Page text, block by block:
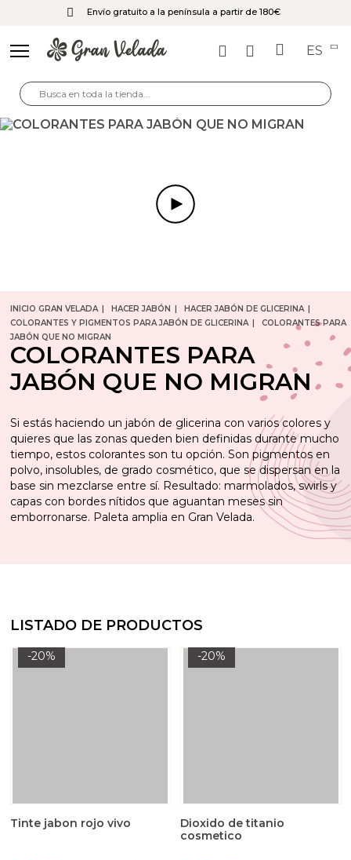
Envío gratuito a la península a partir de 180€
ES
INICIO GRAN VELADA HACER JABÓN
HACER JABÓN DE GLICERINA
COLORANTES Y PIGMENTOS PARA JABÓN DE GLICERINA
COLORANTES PARA
JABÓN QUE NO MIGRAN
COLORANTES PARA
JABÓN QUE NO MIGRAN
Si estás haciendo un jabón de glicerina con varios colores y
quieres que las zonas queden bien definidas durante mucho
tiempo, estos colorantes son tu opción. Son pigmentos en
polvo, insolubles, de grado cosmético, que se dispersan en la
base sin mezclarse entre sí. Resultado: marmolados, swirls y
capas con bordes nítidos que aguantan meses sin
emborronarse. Paleta amplia en Gran Velada.
LISTADO DE PRODUCTOS
-20%
Tinte jabon rojo vivo
-20%
Dioxido de titanio
cosmetico